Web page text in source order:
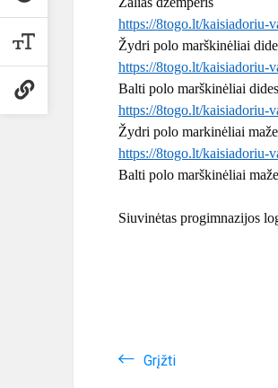
https://8togo.lt/kaisiadoriu-
Žydri polo marškinėliai
https://8togo.lt/kaisiadoriu-
Balti polo marškinėliai
https://8togo.lt/kaisiadoriu-
Žydri polo markinėliai
https://8togo.lt/kaisiadoriu-
Balti polo marškinėliai
Siuvinėtas progimnazijos
Grįžti